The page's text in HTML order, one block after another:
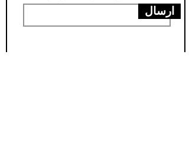
ارسال